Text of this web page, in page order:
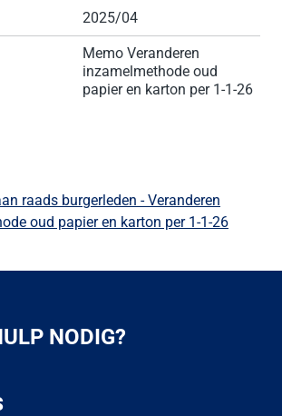
2025/04
Memo Veranderen
inzamelmethode oud
papier en karton per 1-1-26
raads burgerleden - Veranderen
oud papier en karton per 1-1-26
NODIG?